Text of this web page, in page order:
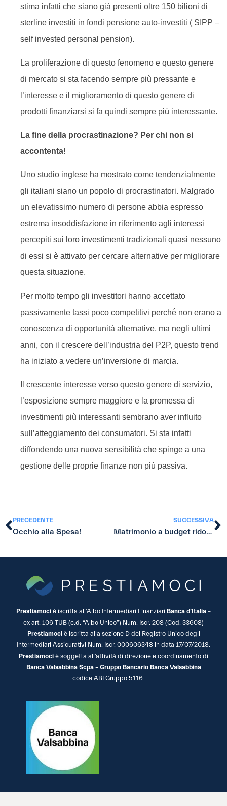
stima infatti che siano già presenti oltre 150 bilioni di
sterline investiti in fondi pensione auto-investiti ( SIPP –
self invested personal pension).
La proliferazione di questo fenomeno e questo genere
di mercato si sta facendo sempre più pressante e
l’interesse e il miglioramento di questo genere di
prodotti finanziarsi si fa quindi sempre più interessante.
La fine della procrastinazione? Per chi non si
accontenta!
Uno studio inglese ha mostrato come tendenzialmente
gli italiani siano un popolo di procrastinatori. Malgrado
un elevatissimo numero di persone abbia espresso
estrema insoddisfazione in riferimento agli interessi
percepiti sui loro investimenti tradizionali quasi nessuno
di essi si è attivato per cercare alternative per migliorare
questa situazione.
Per molto tempo gli investitori hanno accettato
passivamente tassi poco competitivi perché non erano a
conoscenza di opportunità alternative, ma negli ultimi
anni, con il crescere dell’industria del P2P, questo trend
ha iniziato a vedere un’inversione di marcia.
Il crescente interesse verso questo genere di servizio,
l’esposizione sempre maggiore e la promessa di
investimenti più interessanti sembrano aver influito
sull’atteggiamento dei consumatori. Si sta infatti
diffondendo una nuova sensibilità che spinge a una
gestione delle proprie finanze non più passiva.
PRECEDENTE
Occhio alla Spesa!
SUCCESSIVA
Matrimonio a budget ridotto: 10 consigli
Prestiamoci è iscritta all’Albo Intermediari Finanziari Banca d’Italia –
ex art. 106 TUB (c.d. “Albo Unico”) Num. Iscr. 208 (Cod. 33608)
Prestiamociè iscritta alla sezione D del Registro Unico degli
Intermediari Assicurativi Num. Iscr. 000606348 in data 17/07/2018.
Prestiamoci è soggetta all’attività di direzione e coordinamento di
Banca Valsabbina Scpa – Gruppo Bancario Banca Valsabbina
codice ABI Gruppo 5116